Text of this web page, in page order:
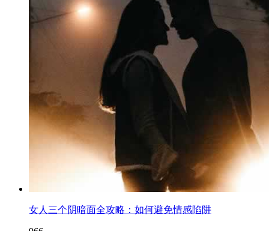
女人三个阴暗面全攻略：如何避免情感陷阱